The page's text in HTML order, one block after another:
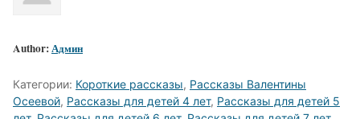
Author:Админ
Категории: Короткие рассказы, Рассказы Валентины
Осеевой, Рассказы для детей 4 лет, Рассказы для детей 5